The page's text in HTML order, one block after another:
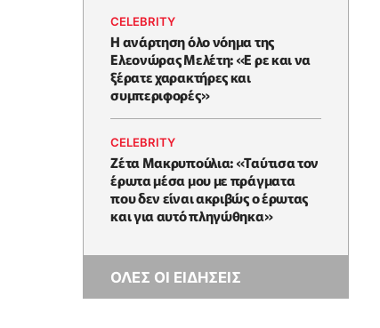
CELEBRITY
Η ανάρτηση όλο νόημα της
Ελεονώρας Μελέτη: «Ε ρε και να
ξέρατε χαρακτήρες και
συμπεριφορές»
CELEBRITY
Ζέτα Μακρυπούλια: «Ταύτισα τον
έρωτα μέσα μου με πράγματα
που δεν είναι ακριβώς ο έρωτας
και για αυτό πληγώθηκα»
ΟΛΕΣ ΟΙ ΕΙΔΗΣΕΙΣ